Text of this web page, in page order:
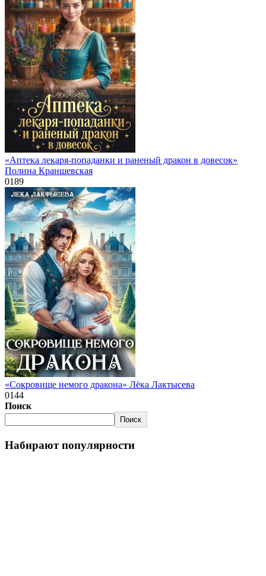
«Аптека лекаря-попаданки и раненый дракон в довесок»
Полина Краншевская
0189
«Сокровище немого дракона» Лёка Лактысева
0144
Поиск
Поиск
Набирают популярности